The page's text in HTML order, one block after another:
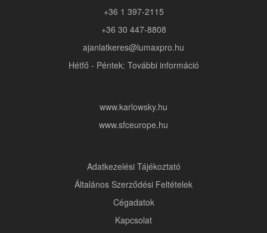
+36 1 397-2115
+36 30 447-8808
ajanlatkeres@lumaxpro.hu
Hétfő - Péntek: További információ
www.karlowsky.hu
www.sfceurope.hu
Adatkezelési Tájékoztató
Általános Szerződési Feltételek
Cégadatok
Kapcsolat